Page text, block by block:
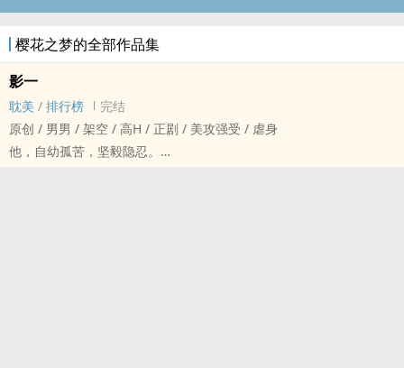
樱花之梦的全部作品集
影一
‍耽‍美‍‌‍ / 排行榜
完结
原创 / ‎‌男‌‍‎男‎‍‌ / 架空 / ‎高‎‎H‍‍ / 正剧 / 美攻强受 / 虐身
他，自幼孤苦，坚毅隐忍。